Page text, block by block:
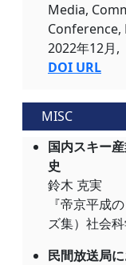
Media,
Conference,
2022年12月,
DOI URL
MISC
国内スキー
鈴木 克実
『帝京平成
ズ集）社会
民間放送局